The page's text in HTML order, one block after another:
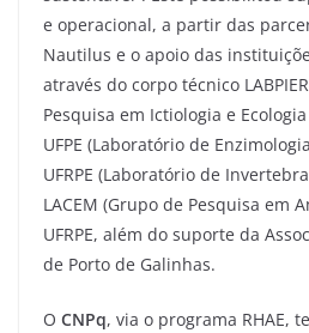
e operacional, a partir das
Nautilus e o apoio das
através do corpo técnico
Pesquisa em Ictiologia e
UFPE (Laboratório de
UFRPE (Laboratório de
LACEM (Grupo de Pesquisa em
UFRPE, além do suporte da
de Porto de Galinhas.
O CNPq, via o programa RHAE,